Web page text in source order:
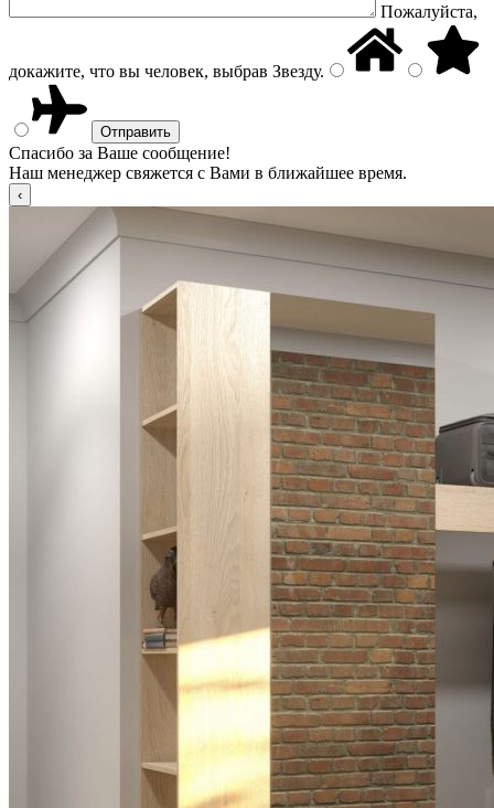
Пожалуйста,
докажите, что вы человек, выбрав Звезду.
Спасибо за Ваше сообщение!
Наш менеджер свяжется с Вами в ближайшее время.